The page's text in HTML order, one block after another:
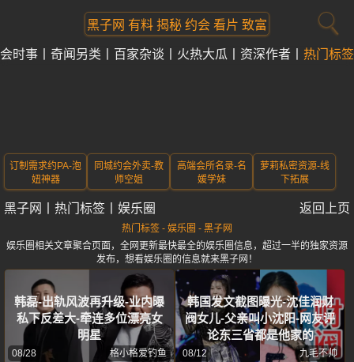
黑子网 有料 揭秘 约会 看片 致富
时事 奇闻另类 百家杂谈 火热大瓜 资深作者 热门标签
订制需求约PA-泡
妞神器
同城约会外卖-教
师空姐
高端会所名录-名
媛学妹
萝莉私密资源-线
下拓展
黑子网 热门标签 娱乐圈 返回上页
热门标签 - 娱乐圈 - 黑子网
娱乐圈相关文章聚合页面，全网更新最快最全的娱乐圈信息，超过一半的独家资源
发布，想看娱乐圈的信息就来黑子网！
韩磊-出轨风波再升级-业内曝
私下反差大-牵连多位漂亮女
明星
08/28 格小格爱钓鱼
韩国发文截图曝光-沈佳润财
阀女儿-父亲叫小沈阳-网友评
论东三省都是他家的
08/12 九毛不帅